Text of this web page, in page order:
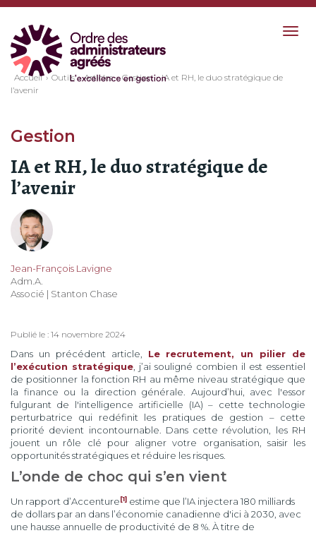
Accueil Outils Articles Gestion
IA et RH, le duo stratégique de
l’avenir
Gestion
IA et RH, le duo stratégique de
l’avenir
Jean-François Lavigne
Adm.A.
Associé | Stanton Chase
Publié le : 14 novembre 2024
Dans un précédent article, Le recrutement, un pilier de
l’exécution stratégique , j’ai souligné combien il est essentiel
de positionner la fonction RH au même niveau stratégique que
la finance ou la direction générale. Aujourd’hui, avec l'essor
fulgurant de l'intelligence artificielle (IA) – cette technologie
perturbatrice qui redéfinit les pratiques de gestion – cette
priorité devient incontournable. Dans cette révolution, les RH
jouent un rôle clé pour aligner votre organisation, saisir les
opportunités stratégiques et réduire les risques.
L’onde de choc qui s’en vient
Un rapport d’Accenture[1] estime que l’IA injectera 180 milliards
de dollars par an dans l’économie canadienne d'ici à 2030, avec
une hausse annuelle de productivité de 8 %. À titre de